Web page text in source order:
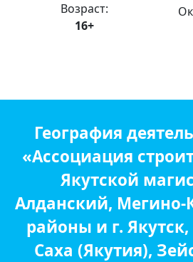
Возраст:
16+
География
«Ассоциация
Якутской
Алданский, Мегино-
районы и г.
Саха (Якутия),